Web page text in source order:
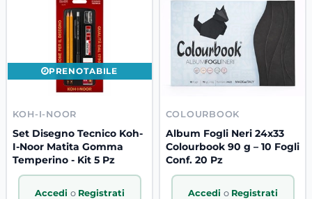
PRENOTABILE
KOH-I-NOOR
Set Disegno Tecnico Koh-
I-Noor Matita Gomma
Temperino - Kit 5 Pz
Accedi o Registrati
COLOURBOOK
Album Fogli Neri 24x33
Colourbook 90 g – 10 Fogli
Conf. 20 Pz
Accedi o Registrati